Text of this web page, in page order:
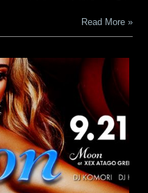
Read More